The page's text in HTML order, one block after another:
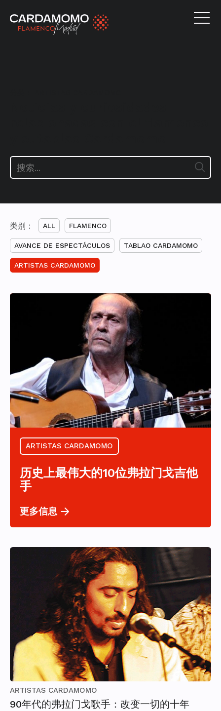
类别： ALL FLAMENCO
AVANCE DE ESPECTÁCULOS TABLAO CARDAMOMO
ARTISTAS CARDAMOMO
ARTISTAS CARDAMOMO
历史上最伟大的10位弗拉门戈吉他
手
更多信息
ARTISTAS CARDAMOMO
90年代的弗拉门戈歌手：改变一切的十年